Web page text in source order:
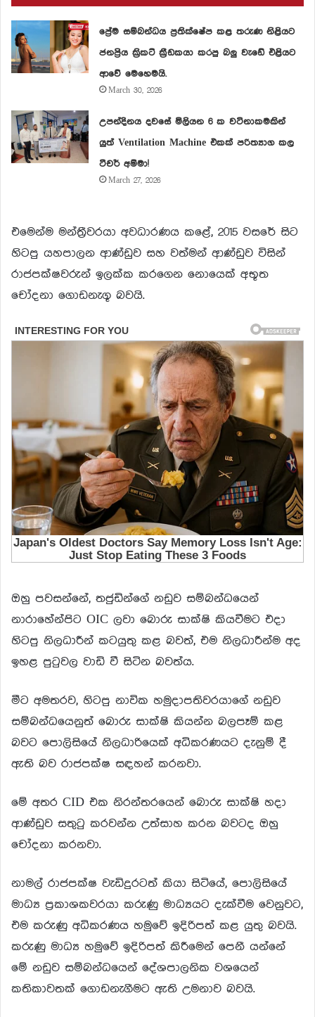
ප්‍රේම සම්බන්ධය ප්‍රතික්ෂේප කළ තරුණ නිළියට
ජනප්‍රිය ක්‍රිකට් ක්‍රීඩකයා කරපු බලු වැඩේ එළියට
ආවේ මෙහෙමයි.
March 30, 2026
උපන්දිනය දවසේ මිලියන 6 ක වටිනාකමකින්
යුත් Ventilation Machine එකක් පරිත්‍යාග කල
ටීචර් අම්මා!
March 27, 2026
එමෙන්ම මන්ත්‍රීවරයා අවධාරණය කළේ, 2015 වසරේ සිට
හිටපු යහපාලන ආණ්ඩුව සහ වත්මන් ආණ්ඩුව විසින්
රාජපක්ෂවරුන් ඉලක්ක කරගෙන නොයෙක් අභූත
චෝදනා ගොඩනැගූ බවයි.
ඔහු පවසන්නේ, තජුඩින්ගේ නඩුව සම්බන්ධයෙන්
නාරාහේන්පිට OIC ලවා බොරු සාක්ෂි කියවීමට එදා
හිටපු නිලධාරීන් කටයුතු කළ බවත්, එම නිලධාරීන්ම අද
ඉහළ පුටුවල වාඩි වී සිටින බවත්ය.
මීට අමතරව, හිටපු නාවික හමුදාපතිවරයාගේ නඩුව
සම්බන්ධයෙනුත් බොරු සාක්ෂි කියන්න බලපෑම් කළ
බවට පොලිසියේ නිලධාරියෙක් අධිකරණයට දැනුම් දී
ඇති බව රාජපක්ෂ සඳහන් කරනවා.
මේ අතර CID එක නිරන්තරයෙන් බොරු සාක්ෂි හදා
ආණ්ඩුව සතුටු කරවන්න උත්සාහ කරන බවටද ඔහු
චෝදනා කරනවා.
නාමල් රාජපක්ෂ වැඩිදුරටත් කියා සිටියේ, පොලිසියේ
මාධ්‍ය ප්‍රකාශකවරයා කරුණු මාධ්‍යයට දැක්වීම වෙනුවට,
එම කරුණු අධිකරණය හමුවේ ඉදිරිපත් කළ යුතු බවයි.
කරුණු මාධ්‍ය හමුවේ ඉදිරිපත් කිරීමෙන් පෙනී යන්නේ
මේ නඩුව සම්බන්ධයෙන් දේශපාලනික වශයෙන්
කතිකාවතක් ගොඩනැගීමට ඇති උමනාව බවයි.